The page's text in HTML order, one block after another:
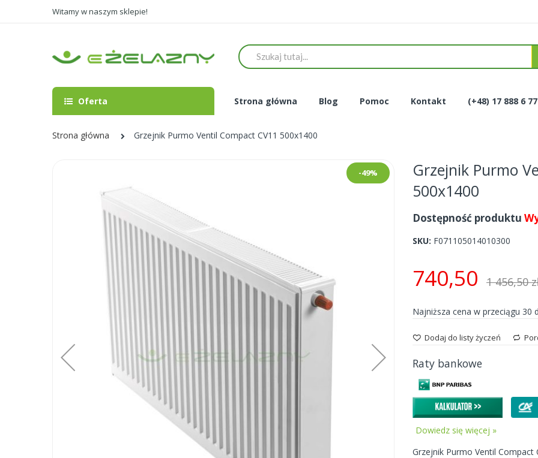
Witamy w naszym sklepie!
Szukaj
Oferta Strona główna Blog Pomoc Kontakt (+48) 17 888 6
Strona główna Grzejnik Purmo Ventil Compact CV11 500x1400
-49%
Grzejnik Purmo
500x1400
Dostępność produktu
SKU F071105014010300
740,50 1 456,50
Najniższa cena w przeciągu 30
Dodaj do listy życzeń
Raty bankowe
Dowiedz się więcej »
Grzejnik Purmo Ventil Compact